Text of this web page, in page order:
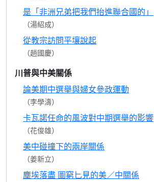
是「非洲兄弟把我們抬進聯合國的」
（湯紹成）
從教宗訪問平壤說起
（趙國慶）
川普與中美關係
論美期中選舉與婦女參政運動
（李學濤）
卡瓦諾任命的風波對中期選舉的影響
（花俊雄）
美中碰撞下的兩岸關係
（姜新立）
塵埃落盡 圖窮匕見的美／中關係